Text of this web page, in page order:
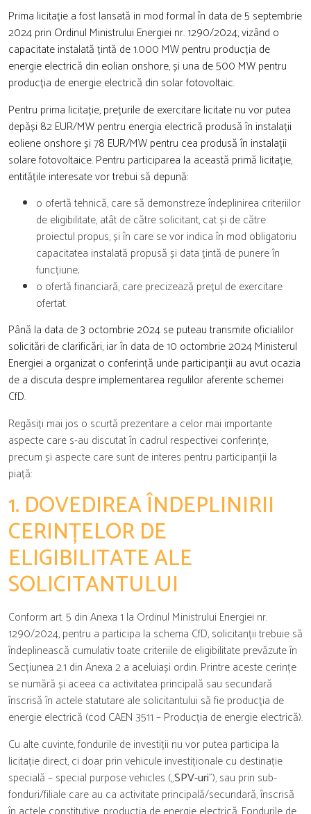
Prima licitație a fost lansată in mod formal în data de 5 septembrie
2024 prin Ordinul Ministrului Energiei nr. 1290/2024, vizând o
capacitate instalată țintă de 1.000 MW pentru producția de
energie electrică din eolian onshore, și una de 500 MW pentru
producția de energie electrică din solar fotovoltaic.
Pentru prima licitație, prețurile de exercitare licitate nu vor putea
depăși 82 EUR/MW pentru energia electrică produsă în instalații
eoliene onshore și 78 EUR/MW pentru cea produsă în instalații
solare fotovoltaice. Pentru participarea la această primă licitație,
entitățile interesate vor trebui să depună:
o ofertă tehnică, care să demonstreze îndeplinirea criteriilor
de eligibilitate, atât de către solicitant, cat și de către
proiectul propus, și în care se vor indica în mod obligatoriu
capacitatea instalată propusă și data țintă de punere în
funcțiune;
o ofertă financiară, care precizează prețul de exercitare
ofertat.
Până la data de 3 octombrie 2024 se puteau transmite oficialilor
solicitări de clarificări, iar în data de 10 octombrie 2024 Ministerul
Energiei a organizat o conferință unde participanții au avut ocazia
de a discuta despre implementarea regulilor aferente schemei
CfD.
Regăsiți mai jos o scurtă prezentare a celor mai importante
aspecte care s-au discutat în cadrul respectivei conferințe,
precum și aspecte care sunt de interes pentru participanții la
piață:
1. DOVEDIREA ÎNDEPLINIRII
CERINȚELOR DE
ELIGIBILITATE ALE
SOLICITANTULUI
Conform art. 5 din Anexa 1 la Ordinul Ministrului Energiei nr.
1290/2024, pentru a participa la schema CfD, solicitanții trebuie să
îndeplinească cumulativ toate criteriile de eligibilitate prevăzute în
Secțiunea 2.1 din Anexa 2 a aceluiași ordin. Printre aceste cerințe
se numără și aceea ca activitatea principală sau secundară
înscrisă în actele statutare ale solicitantului să fie producția de
energie electrică (cod CAEN 3511 – Producția de energie electrică).
Cu alte cuvinte, fondurile de investiții nu vor putea participa la
licitație direct, ci doar prin vehicule investiționale cu destinație
specială – special purpose vehicles („SPV-uri”), sau prin sub-
fonduri/filiale care au ca activitate principală/secundară, înscrisă